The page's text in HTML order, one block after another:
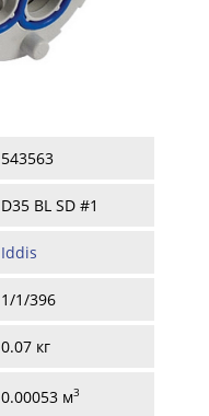
543563
D35 BL SD #1
Iddis
1/1/396
0.07 кг
0.00053 м3